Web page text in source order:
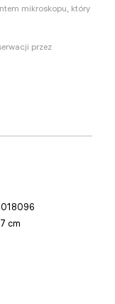
mikroskopu, który
przez
cm